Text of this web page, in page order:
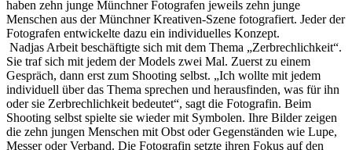
haben zehn junge Münchner Fotografen jeweils zehn junge
Menschen aus der Münchner Kreativen-Szene fotografiert. Jeder der
Fotografen entwickelte dazu ein individuelles Konzept.
Nadjas Arbeit beschäftigte sich mit dem Thema „Zerbrechlichkeit“.
Sie traf sich mit jedem der Models zwei Mal. Zuerst zu einem
Gespräch, dann erst zum Shooting selbst. „Ich wollte mit jedem
individuell über das Thema sprechen und herausfinden, was für ihn
oder sie Zerbrechlichkeit bedeutet“, sagt die Fotografin. Beim
Shooting selbst spielte sie wieder mit Symbolen. Ihre Bilder zeigen
die zehn jungen Menschen mit Obst oder Gegenständen wie Lupe,
Messer oder Verband. Die Fotografin setzte ihren Fokus auf den